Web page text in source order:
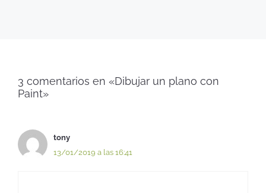
3 comentarios en «Dibujar un plano con
Paint»
tony
13/01/2019 a las 16:41